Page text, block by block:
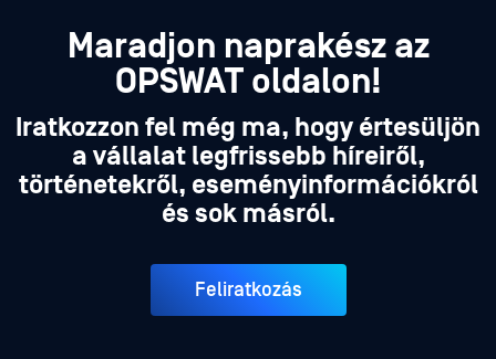
Maradjon naprakész az
OPSWAT oldalon!
Iratkozzon fel még ma, hogy értesüljön
a vállalat legfrissebb híreiről,
történetekről, eseményinformációkról
és sok másról.
Feliratkozás